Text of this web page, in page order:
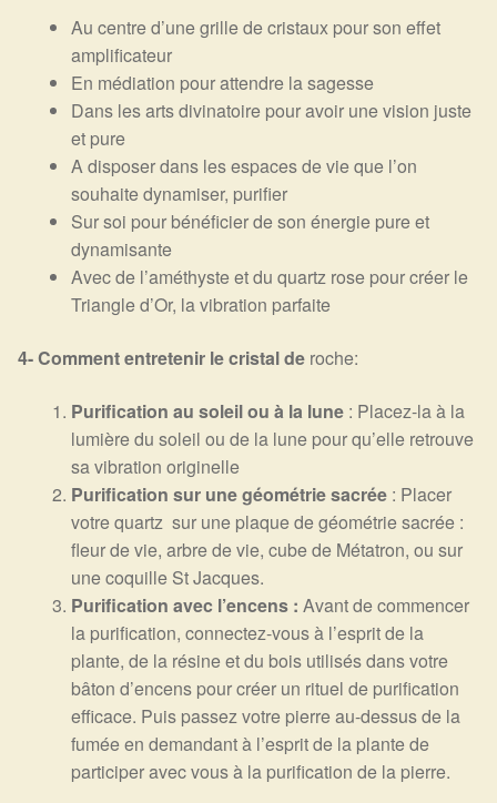
Au centre d’une grille de cristaux pour son effet
amplificateur
En médiation pour attendre la sagesse
Dans les arts divinatoire pour avoir une vision juste
et pure
A disposer dans les espaces de vie que l’on
souhaite dynamiser, purifier
Sur soi pour bénéficier de son énergie pure et
dynamisante
Avec de l’améthyste et du quartz rose pour créer le
Triangle d’Or, la vibration parfaite
4- Comment entretenir le cristal de roche:
Purification au soleil ou à la lune : Placez-la à la
lumière du soleil ou de la lune pour qu’elle retrouve
sa vibration originelle
Purification sur une géométrie sacrée : Placer
votre quartz sur une plaque de géométrie sacrée :
fleur de vie, arbre de vie, cube de Métatron, ou sur
une coquille St Jacques.
Purification avec l’encens : Avant de commencer
la purification, connectez-vous à l’esprit de la
plante, de la résine et du bois utilisés dans votre
bâton d’encens pour créer un rituel de purification
efficace. Puis passez votre pierre au-dessus de la
fumée en demandant à l’esprit de la plante de
participer avec vous à la purification de la pierre.